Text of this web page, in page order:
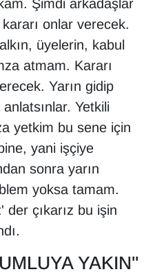
Şimdi arkadaşlar
onlar verecek.
üyelerin, kabul
atmam. Kararı
Yarın gidip
Yetkili
yetkim bu sene için
yani işçiye
sonra yarın
yoksa tamam.
çıkarız bu işin
YAKIN"